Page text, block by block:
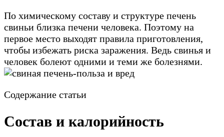
По химическому составу и структуре печень
свиньи близка печени человека. Поэтому на
первое место выходят правила приготовления,
чтобы избежать риска заражения. Ведь свинья и
человек болеют одними и теми же болезнями.
Содержание статьи
Состав и калорийность